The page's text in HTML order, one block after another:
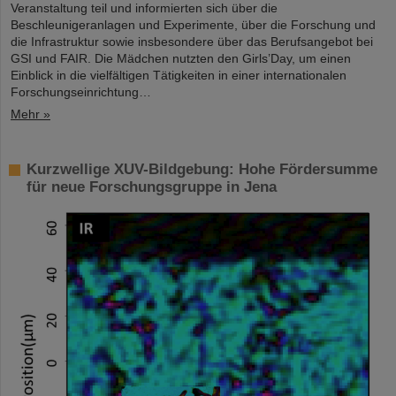
Veranstaltung teil und informierten sich über die
Beschleunigeranlagen und Experimente, über die Forschung und
die Infrastruktur sowie insbesondere über das Berufsangebot bei
GSI und FAIR. Die Mädchen nutzten den Girls’Day, um einen
Einblick in die vielfältigen Tätigkeiten in einer internationalen
Forschungseinrichtung…
Mehr »
Kurzwellige XUV-Bildgebung: Hohe Fördersumme
für neue Forschungsgruppe in Jena